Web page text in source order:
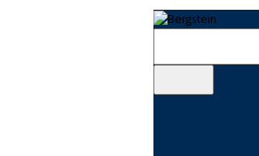
Skip to sidebarSkip to footer